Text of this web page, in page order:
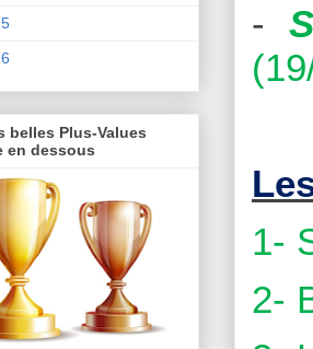
-
1-
2-
belles Plus-Values
en dessous